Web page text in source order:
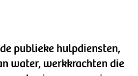
publieke hulpdiensten,
water, werkkrachten die